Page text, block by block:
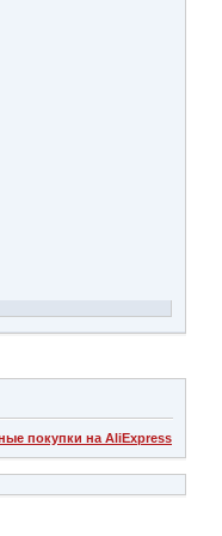
покупки на AliExpress